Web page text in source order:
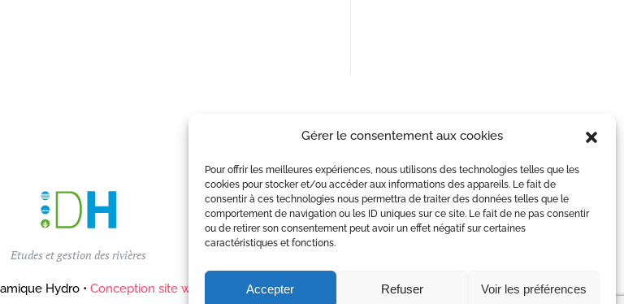
Gérer le consentement aux cookies
Pour offrir les meilleures expériences, nous utilisons des technologies telles que les
cookies pour stocker et/ou accéder aux informations des appareils. Le fait de
consentir à ces technologies nous permettra de traiter des données telles que le
comportement de navigation ou les ID uniques sur ce site. Le fait de ne pas consentir
ou de retirer son consentement peut avoir un effet négatif sur certaines
caractéristiques et fonctions.
Accepter Refuser Voir les préférences
Etudes et gestion des rivières
Hydro • Conception site web Agence Citron Zébré à Valence